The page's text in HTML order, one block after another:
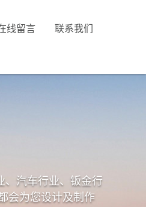
线留言 联系我们
、汽车行业、钣金行
会为您设计及制作